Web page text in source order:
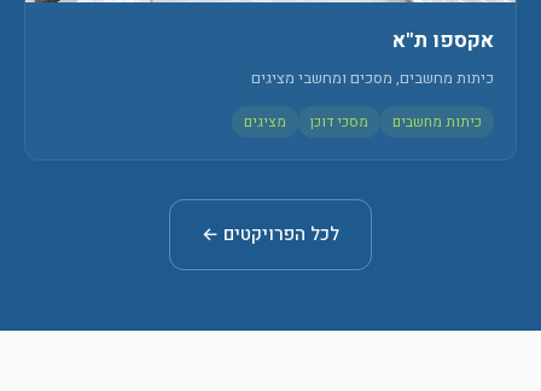
אקספו ת"א
כיתות מחשבים, מסכים ומחשבי מציגים
כיתות מחשבים מסכי דוכן מציגים
לכל הפרויקטים ←